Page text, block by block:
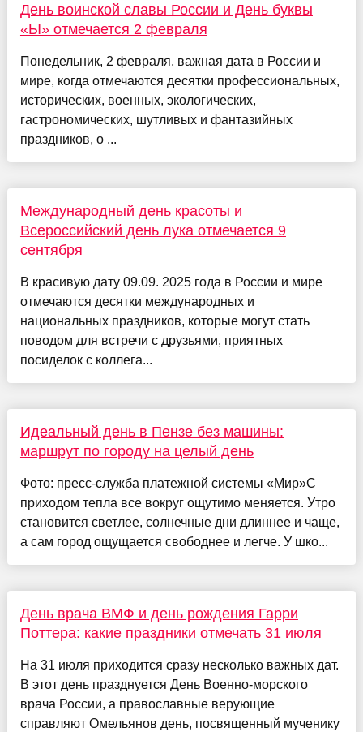
День воинской славы России и День буквы
«Ы» отмечается 2 февраля
Понедельник, 2 февраля, важная дата в России и
мире, когда отмечаются десятки профессиональных,
исторических, военных, экологических,
гастрономических, шутливых и фантазийных
праздников, о ...
Международный день красоты и
Всероссийский день лука отмечается 9
сентября
В красивую дату 09.09. 2025 года в России и мире
отмечаются десятки международных и
национальных праздников, которые могут стать
поводом для встречи с друзьями, приятных
посиделок с коллега...
Идеальный день в Пензе без машины:
маршрут по городу на целый день
Фото: пресс-служба платежной системы «Мир»С
приходом тепла все вокруг ощутимо меняется. Утро
становится светлее, солнечные дни длиннее и чаще,
а сам город ощущается свободнее и легче. У шко...
День врача ВМФ и день рождения Гарри
Поттера: какие праздники отмечать 31 июля
На 31 июля приходится сразу несколько важных дат.
В этот день празднуется День Военно-морского
врача России, а православные верующие
справляют Омельянов день, посвященный мученику